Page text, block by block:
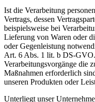
Ist die Verarbeitung
Vertrags, dessen
beispielsweise bei
Lieferung von Waren oder
oder Gegenleistung
Art. 6 Abs. 1 lit. b DS-
Verarbeitungsvorgänge die
Maßnahmen erforderlich
unseren Produkten oder
Unterliegt unser